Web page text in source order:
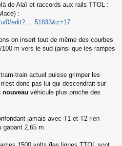
de Alaï et raccords aux rails TTOL :
:
0/edit? ... 51833&z=17
on insert tout de même des courbes
m vers le sud (ainsi que les rampes
train actuel puisse grimper les
donc pas lui qui descendrait sur
nouveau véhicule plus proche des
jamais avec T1 et T2 rien
2,65 m.